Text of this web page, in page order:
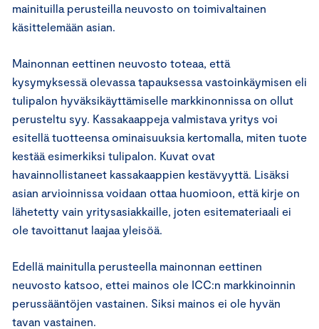
mainituilla perusteilla neuvosto on toimivaltainen
käsittelemään asian.
Mainonnan eettinen neuvosto toteaa, että
kysymyksessä olevassa tapauksessa vastoinkäymisen eli
tulipalon hyväksikäyttämiselle markkinonnissa on ollut
perusteltu syy. Kassakaappeja valmistava yritys voi
esitellä tuotteensa ominaisuuksia kertomalla, miten tuote
kestää esimerkiksi tulipalon. Kuvat ovat
havainnollistaneet kassakaappien kestävyyttä. Lisäksi
asian arvioinnissa voidaan ottaa huomioon, että kirje on
lähetetty vain yritysasiakkaille, joten esitemateriaali ei
ole tavoittanut laajaa yleisöä.
Edellä mainitulla perusteella mainonnan eettinen
neuvosto katsoo, ettei mainos ole ICC:n markkinoinnin
perussääntöjen vastainen. Siksi mainos ei ole hyvän
tavan vastainen.